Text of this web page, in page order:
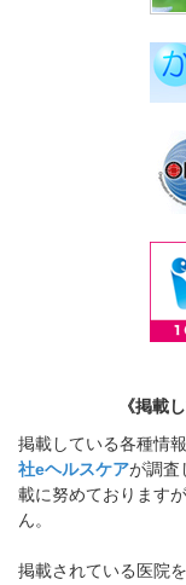
《掲載
掲載している各種情
社eヘルスケアが調査
載に努めております
ん。
掲載されている医院